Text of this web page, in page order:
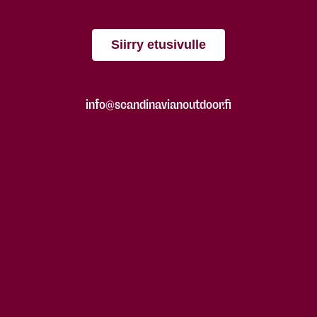
Siirry etusivulle
info@scandinavianoutdoor.fi